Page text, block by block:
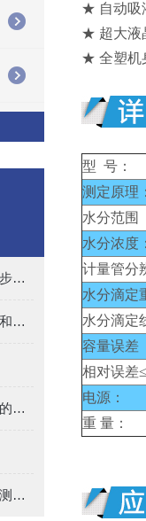
卡尔费休水分仪核心操作流程：四步法确保精准
容量法卡氏水分测定仪的仪器结构和原理解析
卡尔费休水分仪搭配卡氏炉测油品的水分
石油产品中含水的危害及微量水分测定的意义
★ 自动吸
★ 超大液
★ 全塑机
型 号：
测定原理
水分范围
水分浓度
计量管分
水分滴定
水分滴定
容量误差
相对误差
电源：
重 量：